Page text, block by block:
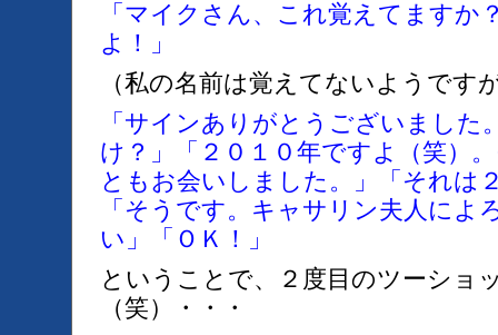
「マイクさん、これ覚えてますか
よ！」
（私の名前は覚えてないようです
「サインありがとうございました
け？」「２０１０年ですよ（笑）
ともお会いしました。」「それは
「そうです。キャサリン夫人によ
い」「ＯＫ！」
ということで、２度目のツーショ
（笑）・・・